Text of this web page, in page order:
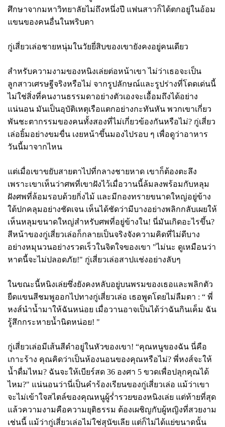
ศึกษาจากมหาวิทยาลัยไม่ถึงหนึ่งปี แฟนสาวก็ได้ตกอยู่ในอ้อม
แขนของคนอื่นในพริบตา
กู่เสี่ยวเล่อชายหนุ่มในวัยยี่สิบของเขายังคงอยู่คนเดียว
สำหรับความงามของหนิงเล่ยต่อหน้าเขา ไม่ว่าเธอจะเป็น
ลูกสาวเศรษฐีจริงหรือไม่ จากรูปลักษณ์และรูปร่างที่โดดเด่นนี้
ไม่ใช่สิ่งที่คนงานธรรมดาอย่างตัวเองจะเอื้อมถึงได้อย่าง
แน่นอน มันเป็นอุบัติเหตุเรือแตกอย่างกะทันหัน พวกเขาเกี่ยว
พันชะตากรรมของคนทั้งสองที่ไม่เกี่ยวข้องกันหรือไม่? กู่เสี่ยว
เล่อยิ้มอย่างขมขื่น เงยหน้าขึ้นมองไปรอบ ๆ เพื่อดูว่าอาหาร
วันนี้มาจากไหน
แต่เมื่อเขาขยับสายตาไปที่กลางชายหาด เขาก็ต้องตะลึง
เพราะเขาเห็นว่าศพที่เขาฝังไว้เมื่อวานนี้ล้มลงพร้อมกับหลุม
ฝังศพที่ล้อมรอบด้วยกิ่งไม้ และมีกองทรายขนาดใหญ่อยู่ข้าง
ใต้ปกคลุมอย่างชัดเจน เห็นได้ชัดว่ามีบางอย่างพลิกกลับเผยให้
เห็นหลุมขนาดใหญ่สำหรับศพที่อยู่ข้างใน! นี่มันเกิดอะไรขึ้น?
สีหน้าของกู่เสี่ยวเล่อก็กลายเป็นจริงจังความคิดที่ไม่ดีบาง
อย่างหมุนวนอย่างรวดเร็วในจิตใจของเขา "ไม่นะ ดูเหมือนว่า
หาดนี้จะไม่ปลอดภัย!" กู่เสี่ยวเล่อสาปแช่งอย่างลับๆ
ในขณะนี้หนิงเล่ยซึ่งยังคงหลับอยู่บนพรมของเธอและพลิกตัว
ยืดแขนสีชมพูออกไปทางกู่เสี่ยวเล่อ เธอพูดโดยไม่ลืมตา : “ พี่
หงส์นำน้ำมาให้ฉันหน่อย เมื่อวานอาจเป็นได้ว่าฉันกินเค็ม ฉัน
รู้สึกกระหายน้ำนิดหน่อย! "
กู่เสี่ยวเล่อมีเส้นสีดำอยู่ในหัวของเขา! “คุณหนูของฉัน นี่คือ
เกาะร้าง คุณคิดว่าเป็นห้องนอนของคุณหรือไม่? พี่หงส์จะให้
น้ำดื่มไหม? ฉันจะให้เบียร์สด 36 องศา 5 ขวดเพื่อปลุกคุณได้
ไหม?" แน่นอนว่านี่เป็นคำร้องเรียนของกู่เสี่ยวเล่อ แม้ว่าเขา
จะไม่เข้าใจสไตล์ของคุณหนูผู้ร่ำรวยของหนิงเล่ย แต่ท้ายที่สุด
แล้วความงามคือความยุติธรรม ต้องเผชิญกับผู้หญิงที่สวยงาม
เช่นนี้ แม้ว่ากู่เสี่ยวเล่อไม่ใช่สุนัขเลีย แต่ก็ไม่ได้แย่ขนาดนั้น